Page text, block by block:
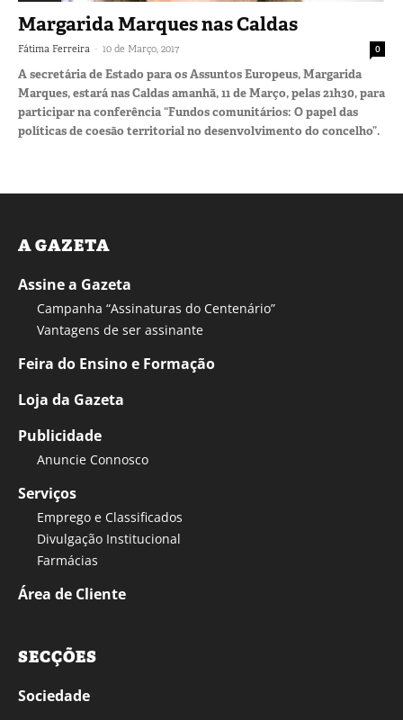
Margarida Marques nas Caldas
Fátima Ferreira - 10 de Março, 2017 0
A secretária de Estado para os Assuntos Europeus, Margarida
Marques, estará nas Caldas amanhã, 11 de Março, pelas 21h30, para
participar na conferência “Fundos comunitários: O papel das
políticas de coesão territorial no desenvolvimento do concelho”.
A GAZETA
Assine a Gazeta
Campanha “Assinaturas do Centenário”
Vantagens de ser assinante
Feira do Ensino e Formação
Loja da Gazeta
Publicidade
Anuncie Connosco
Serviços
Emprego e Classificados
Divulgação Institucional
Farmácias
Área de Cliente
SECÇÕES
Sociedade